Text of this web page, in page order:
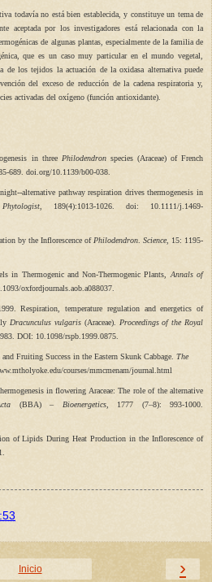
todavía no está bien establecida, y constituye un tema de
aceptada por los investigadores está relacionada con la
de algunas plantas, especialmente de la familia de
que es un caso muy particular en el mundo vegetal,
de los tejidos la actuación de la oxidasa alternativa puede
del exceso de reducción de la cadena respiratoria y,
activadas del oxígeno (función antioxidante).
in three Philodendronspecies (Araceae) of French
689. doi.org/10.1139/b00-038.
alternative pathway respiration drives thermogenesis in
, 189(4):1013-1026. doi: 10.1111/j.1469-
by the Inflorescence of Philodendron Science , 15: 1195-
in Thermogenic and Non-Thermogenic Plants, Annals of
oxfordjournals.aob.a088037.
Respiration, temperature regulation and energetics of
Dracunculus vulgaris(Araceae).
Proceedings of the Royal
DOI: 10.1098/rspb.1999.0875.
Fruiting Success in the Eastern Skunk Cabbage. The
courses/mmcmenam/journal.html
in flowering Araceae: The role of the alternative
(BBA) – Bioenergetics, 1777 (7–8): 993-1000.
of Lipids During Heat Production in the Inflorescence of
›
Inicio